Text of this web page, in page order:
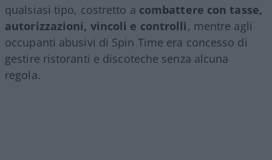
qualsiasi tipo, costretto a combattere con tasse,
autorizzazioni, vincoli e controlli, mentre agli
occupanti abusivi di Spin Time era concesso di
gestire ristoranti e discoteche senza alcuna
regola.